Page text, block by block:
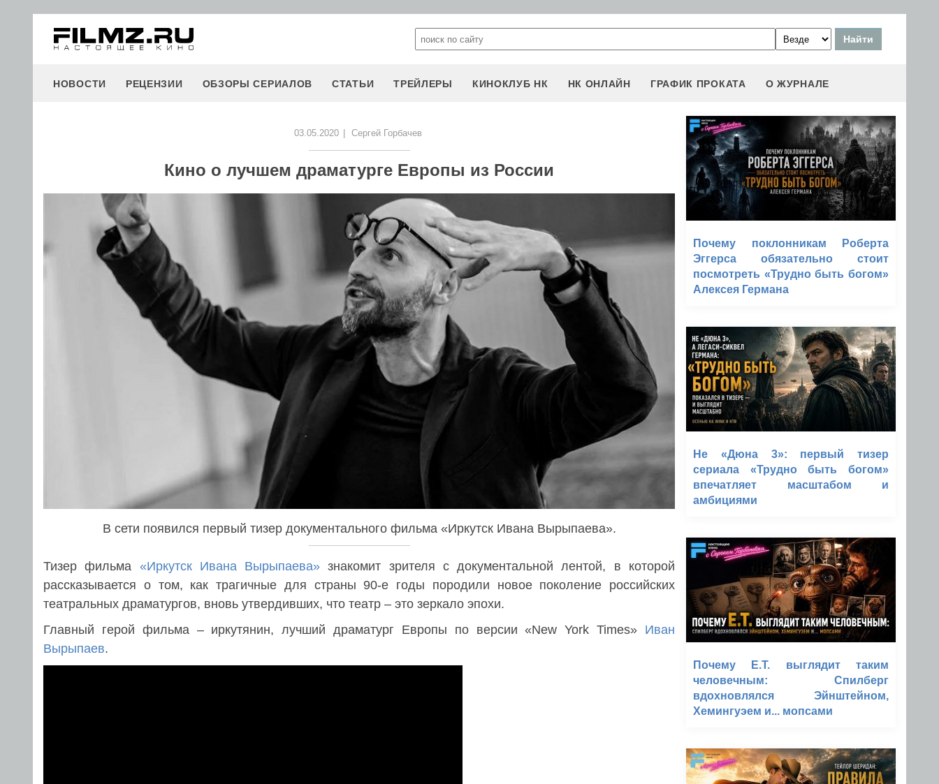
НОВОСТИ РЕЦЕНЗИИ ОБЗОРЫ СЕРИАЛОВ СТАТЬИ ТРЕЙЛЕРЫ КИНОКЛУБ НК НК ОНЛАЙН ГРАФИК ПРОКАТА О ЖУРНАЛЕ
03.05.2020 Сергей Горбачев
Кино о лучшем драматурге Европы из России
В сети появился первый тизер документального фильма «Иркутск Ивана Вырыпаева».
Тизер фильма «Иркутск Ивана Вырыпаева» знакомит зрителя с документальной лентой, в которой
рассказывается о том, как трагичные для страны 90-е годы породили новое поколение российских
театральных драматургов, вновь утвердивших, что театр – это зеркало эпохи.
Главный герой фильма – иркутянин, лучший драматург Европы по версии «New York Times» Иван
Вырыпаев.
Почему поклонникам Роберта
Эггерса обязательно стоит
посмотреть «Трудно быть богом»
Алексея Германа
Не «Дюна 3»: первый тизер
сериала «Трудно быть богом»
впечатляет масштабом и
амбициями
Почему E.T. выглядит таким
человечным: Спилберг
вдохновлялся Эйнштейном,
Хемингуэем и... мопсами